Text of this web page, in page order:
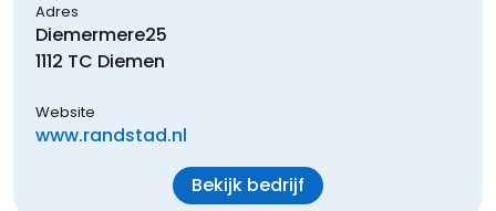
Adres
Diemermere25
1112 TC Diemen
Website
www.randstad.nl
Bekijk bedrijf